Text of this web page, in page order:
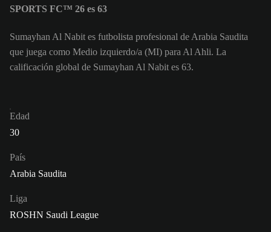
SPORTS FC™ 26 es 63
Sumayhan Al Nabit es futbolista profesional de Arabia Saudita
que juega como Medio izquierdo/a (MI) para Al Ahli. La
calificación global de Sumayhan Al Nabit es 63.
Edad
30
País
Arabia Saudita
Liga
ROSHN Saudi League